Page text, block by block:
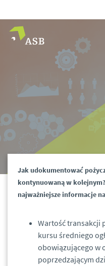
Jak udokumentować
kontynuowaną w
najważniejsze informacje
Wartość transakcji
kursu średniego
obowiązującego w
poprzedzającym